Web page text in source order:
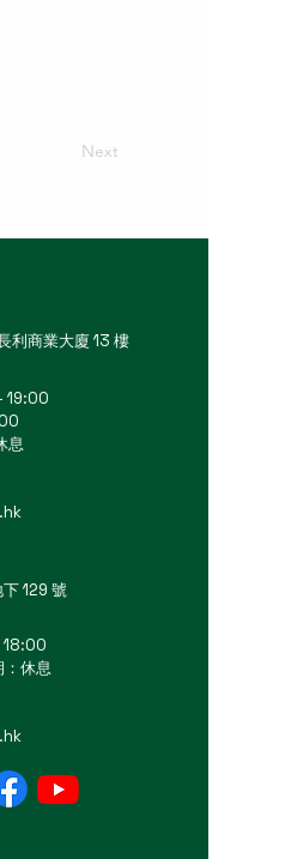
Next
利商業大廈 13 樓
19:00
息
129 號
18:00
休息